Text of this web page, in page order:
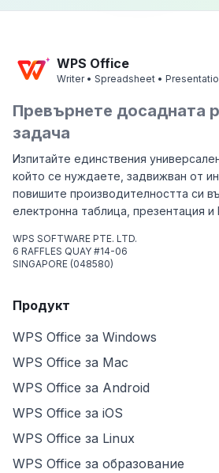
WPS Office
Writer • Spreadsheet •
Превърнете досадната
задача
Изпитайте единствения
който се нуждаете, задвижван от
повишите производителността си
електронна таблица, презентация и
WPS SOFTWARE PTE. LTD.
6 RAFFLES QUAY #14-06
SINGAPORE (048580)
Продукт
WPS Office за Windows
WPS Office за Mac
WPS Office за Android
WPS Office за iOS
WPS Office за Linux
WPS Office за образование